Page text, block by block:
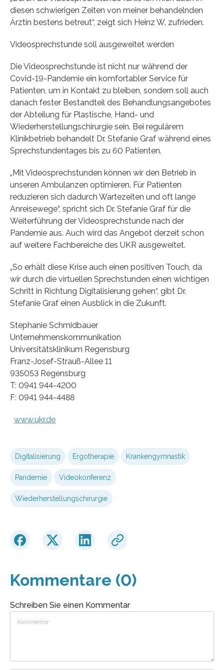
diesen schwierigen Zeiten von meiner behandelnden
Ärztin bestens betreut“, zeigt sich Heinz W. zufrieden.
Videosprechstunde soll ausgeweitet werden
Die Videosprechstunde ist nicht nur während der
Covid-19-Pandemie ein komfortabler Service für
Patienten, um in Kontakt zu bleiben, sondern soll auch
danach fester Bestandteil des Behandlungsangebotes
der Abteilung für Plastische, Hand- und
Wiederherstellungschirurgie sein. Bei regulärem
Klinikbetrieb behandelt Dr. Stefanie Graf während eines
Sprechstundentages bis zu 60 Patienten.
„Mit Videosprechstunden können wir den Betrieb in
unseren Ambulanzen optimieren. Für Patienten
reduzieren sich dadurch Wartezeiten und oft lange
Anreisewege“, spricht sich Dr. Stefanie Graf für die
Weiterführung der Videosprechstunde nach der
Pandemie aus. Auch wird das Angebot derzeit schon
auf weitere Fachbereiche des UKR ausgeweitet.
„So erhält diese Krise auch einen positiven Touch, da
wir durch die virtuellen Sprechstunden einen wichtigen
Schritt in Richtung Digitalisierung gehen“, gibt Dr.
Stefanie Graf einen Ausblick in die Zukunft.
Stephanie Schmidbauer
Unternehmenskommunikation
Universitätsklinikum Regensburg
Franz-Josef-Strauß-Allee 11
935053 Regensburg
T: 0941 944-4200
F: 0941 944-4488
www.ukr.de
Digitalisierung Ergotherapie Krankengymnastik
Pandemie Videokonferenz
Wiederherstellungschirurgie
Kommentare (0)
Schreiben Sie einen Kommentar